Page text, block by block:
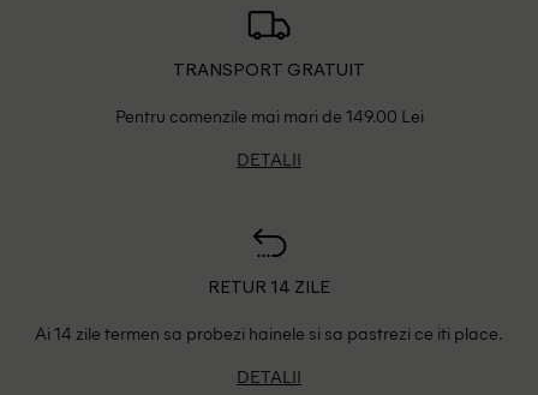
TRANSPORT GRATUIT
Pentru comenzile mai mari de 149.00 Lei
DETALII
RETUR 14 ZILE
Ai 14 zile termen sa probezi hainele si sa pastrezi ce iti place.
DETALII